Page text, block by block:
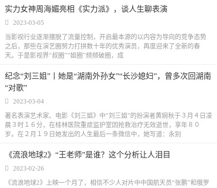
实力女神周海媚亮相《实力派》，谈人生聊表演
2023-03-05
当影视行业逐渐摆脱了流量控制，开启最本源的以内容为导向的竞争态势
之后，那些在演艺圈努力打拼数十年的优秀演员，再度迎来了全新的春
天。于是影视界“叔圈”“姐圈”频频破圈，成
纪念“刘三姐”丨她是“湖南外孙女”“长沙媳妇”，曾多次回湖南
“对歌”
2023-03-04
著名表演艺术家、电影《刘三姐》中“刘三姐”的扮演者黄婉秋于３月４日凌
晨３时１６分，在桂林医院重症监护室因抢救治疗无效逝世，享年８０
岁。在２月１９日她发出的人生最后一条微信中，她写道：永别
《流浪地球2》“王老师”是谁？这个分析让人泪目
2023-02-26
《流浪地球2》上映一个月了，相信不少人对片中中国航天员“张鹏”和俄罗